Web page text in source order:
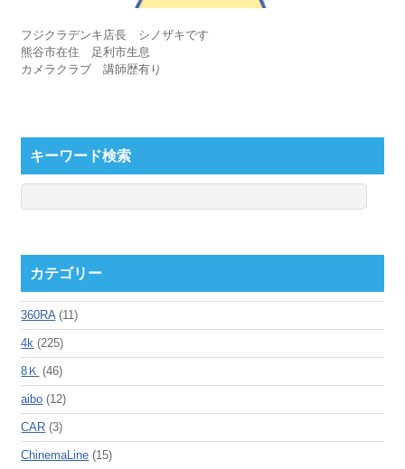
フジクラデンキ店長 シノザキです
熊谷市在住 足利市生息
カメラクラブ 講師歴有り
キーワード検索
カテゴリー
360RA (11)
4k (225)
8Ｋ (46)
aibo (12)
CAR (3)
ChinemaLine (15)